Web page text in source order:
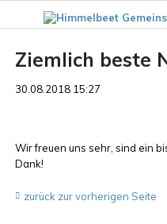
Ziemlich beste
30.08.2018 15:27
Wir freuen uns sehr, sind ein
Dank!
zurück zur vorherigen Seite